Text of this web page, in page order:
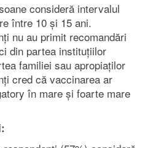
consideră intervalul
între 10 și 15 ani.
nu au primit recomandări
din partea instituțiilor
familiei sau apropiaților
cred că vaccinarea ar
în mare și foarte mare